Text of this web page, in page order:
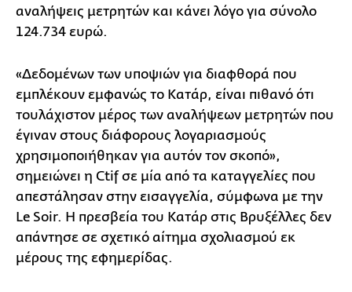
αναλήψεις μετρητών και κάνει λόγο για σύνολο
124.734 ευρώ.
«Δεδομένων των υποψιών για διαφθορά που
εμπλέκουν εμφανώς το Κατάρ, είναι πιθανό ότι
τουλάχιστον μέρος των αναλήψεων μετρητών που
έγιναν στους διάφορους λογαριασμούς
χρησιμοποιήθηκαν για αυτόν τον σκοπό»,
σημειώνει η Ctif σε μία από τα καταγγελίες που
απεστάλησαν στην εισαγγελία, σύμφωνα με την
Le Soir. H πρεσβεία του Κατάρ στις Βρυξέλλες δεν
απάντησε σε σχετικό αίτημα σχολιασμού εκ
μέρους της εφημερίδας.